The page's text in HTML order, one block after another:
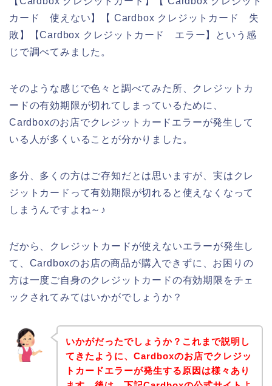
カード 使えない】【 Cardbox クレジットカード 失
敗】【Cardbox クレジットカード エラー】という感
じで調べてみました。
そのような感じで色々と調べてみた所、クレジットカ
ードの有効期限が切れてしまっているために、
Cardboxのお店でクレジットカードエラーが発生して
いる人が多くいることが分かりました。
多分、多くの方はご存知だとは思いますが、実はクレ
ジットカードって有効期限が切れると使えなくなって
しまうんですよね～♪
だから、クレジットカードが使えないエラーが発生し
て、Cardboxのお店の商品が購入できずに、お困りの
方は一度ご自身のクレジットカードの有効期限をチェ
ックされてみてはいかがでしょうか？
いかがだったでしょうか？これまで説明し
てきたように、Cardboxのお店でクレジッ
トカードエラーが発生する原因は様々あり